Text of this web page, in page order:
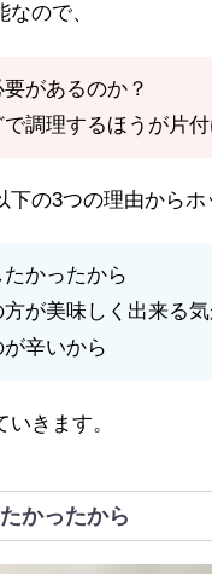
ので、
があるのか？
調理するほうが片
の3つの理由からホ
かったから
が美味しく出来る
辛いから
きます。
かったから